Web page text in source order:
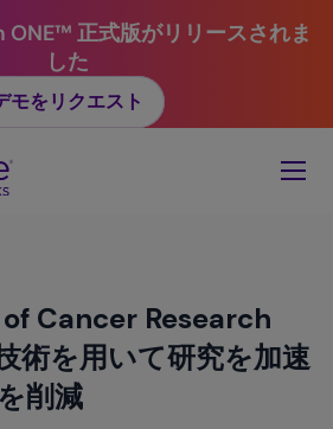
正式版がリリースされま
した
モをリクエスト
Cancer Research
術を用いて研究を加速
削減